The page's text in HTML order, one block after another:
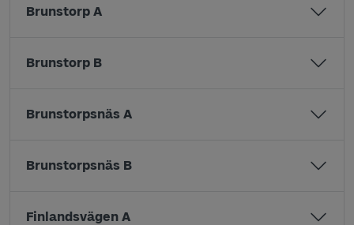
Brunstorp A
Brunstorp B
Brunstorpsnäs A
Brunstorpsnäs B
Finlandsvägen A